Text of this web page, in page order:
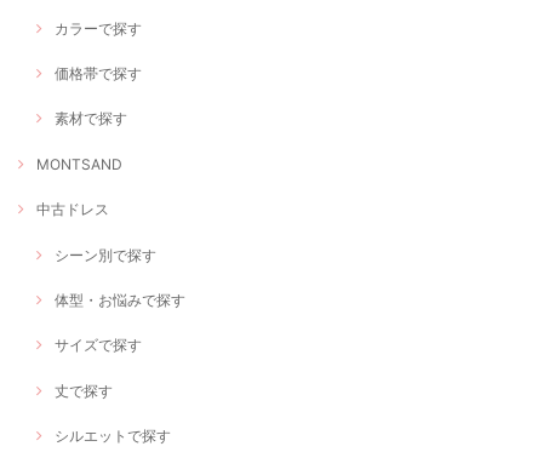
カラーで探す
価格帯で探す
素材で探す
MONTSAND
中古ドレス
シーン別で探す
体型・お悩みで探す
サイズで探す
丈で探す
シルエットで探す